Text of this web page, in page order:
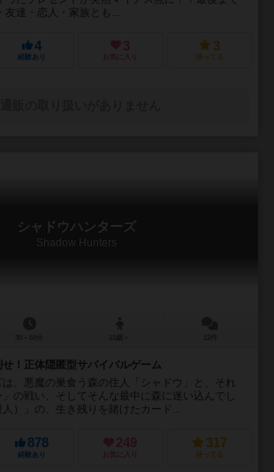
友達・恋人・家族とも...
4
経験あり
3
お気に入り
3
持ってる
シャドウハンターズ
Shadow Hunters
せ！正体隠匿型サバイバルゲーム
、悪魔の巣食う森の住人「シャドウ」と、それ
の戦い、そしてそんな最中に森に迷い込んでし
人）」の、生き残りを賭けたカード...
878
経験あり
249
お気に入り
317
持ってる